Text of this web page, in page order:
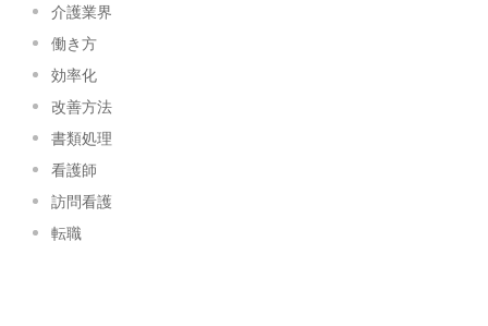
介護業界
働き方
効率化
改善方法
書類処理
看護師
訪問看護
転職